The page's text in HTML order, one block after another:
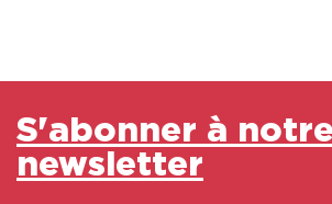
S'abonner à notre
newsletter